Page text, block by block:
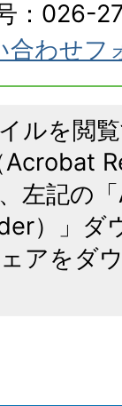
：026-
合わせフ
ルを閲
Acrobat
左記の
）」ダ
アをダ